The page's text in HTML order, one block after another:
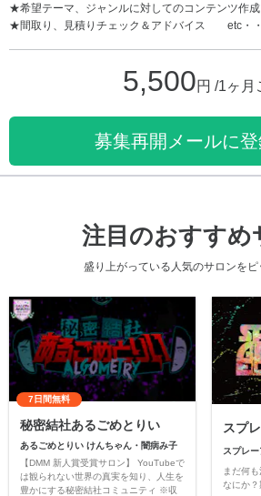
★希望テーマ、ジャンルに対してのコンテンツ作成
★間取り、見積りチェック＆アドバイス etc・・
5,500円 /1ヶ月
募集再開メールに
注目のおすすめ
盛り上がっている人気のサロンをピ
7日間無料
秘密結社あるごめとりい
あるごめとりい けんちゃん・闇病み子
【DMM 新人賞受賞サロン】 YouTubeで
は観られない世界の真実を知り、人生を
豊かにする秘密結社コミュニティ ※収
スプ
スプレ
まだ何
なにか？